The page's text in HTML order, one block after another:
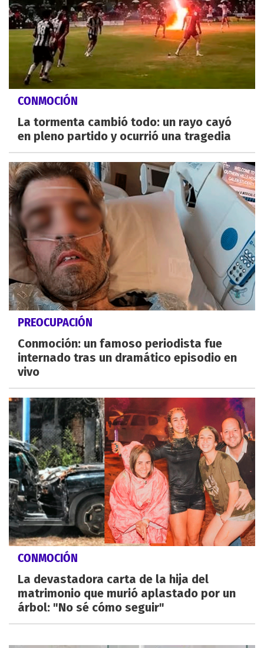
CONMOCIÓN
La tormenta cambió todo: un rayo cayó
en pleno partido y ocurrió una tragedia
PREOCUPACIÓN
Conmoción: un famoso periodista fue
internado tras un dramático episodio en
vivo
CONMOCIÓN
La devastadora carta de la hija del
matrimonio que murió aplastado por un
árbol: "No sé cómo seguir"